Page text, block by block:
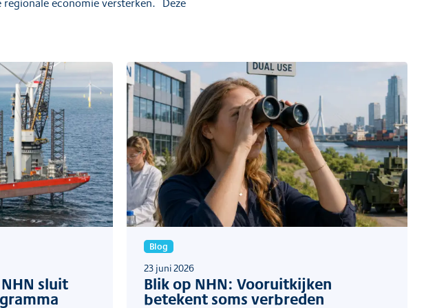
regionale economie versterken. Deze
sluit
Blog
23 juni 2026
Blik op NHN: Vooruitkijken
betekent soms verbreden